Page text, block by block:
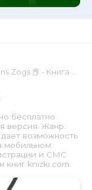
- Книга онлайн бесплатно
бесплатно
версия. Жанр:
возможность
мобильном
и СМС
книг knizki.com.